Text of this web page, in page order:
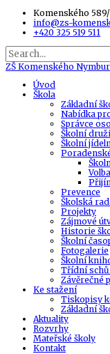
Komenského
info@zs-
+420 325 519 511
ZŠ Komenského
Úvod
Škola
Základní
Nabídka
Správce
Školní
Školní
Prevence
Školská
Projekty
Zájmové
Historie
Školní
Fotogalerie
Školní
Třídní
Závěrečné
Ke stažení
Tiskopisy
Základní
Aktuality
Rozvrhy
Mateřské školy
Kontakt